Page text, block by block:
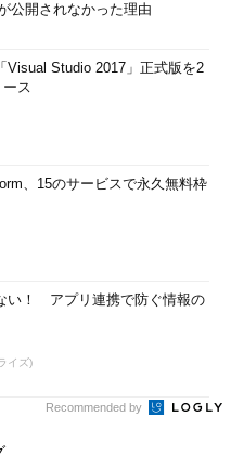
公開されなかった理由
Visual Studio 2017」正式版を2
ス
、15のサービスで永久無料枠
い！ アプリ連携で防ぐ情報の
イズ)
Recommended by